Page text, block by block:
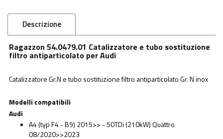
Descrizione
Ragazzon 54.0479.01 Catalizzatore e tubo sostituzione
filtro antiparticolato per Audi
Catalizzatore Gr.N e tubo sostituzione filtro antiparticolato Gr. N inox
Modelli compatibili
Audi
A4 (typ F4 - B9) 2015>> - 50TDi (210kW) Quattro
08/2020>>2023